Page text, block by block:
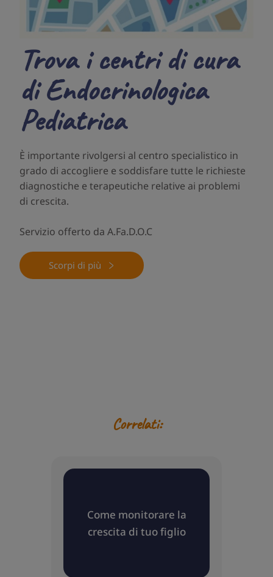
Trova i centri di cura
di Endocrinologica
Pediatrica
È importante rivolgersi al centro specialistico in
grado di accogliere e soddisfare tutte le richieste
diagnostiche e terapeutiche relative ai problemi
di crescita.
Servizio offerto da A.Fa.D.O.C
Scorpi di più
Correlati:
Come monitorare la
crescita di tuo figlio